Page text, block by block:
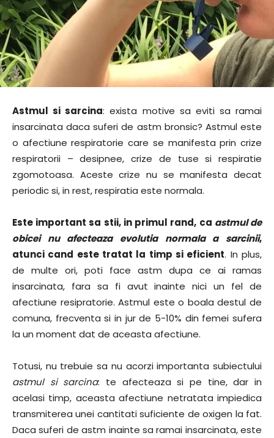
Astmul si sarcina: exista motive sa eviti sa ramai
insarcinata daca suferi de astm bronsic? Astmul este
o afectiune respiratorie care se manifesta prin crize
respiratorii – desipnee, crize de tuse si respiratie
zgomotoasa. Aceste crize nu se manifesta decat
periodic si, in rest, respiratia este normala.
Este important sa stii, in primul rand, ca astmul de
obicei nu afecteaza evolutia normala a sarcinii,
atunci cand este tratat la timp si eficient. In plus,
de multe ori, poti face astm dupa ce ai ramas
insarcinata, fara sa fi avut inainte nici un fel de
afectiune resipratorie. Astmul este o boala destul de
comuna, frecventa si in jur de 5-10% din femei sufera
la un moment dat de aceasta afectiune.
Totusi, nu trebuie sa nu acorzi importanta subiectului
astmul si sarcina: te afecteaza si pe tine, dar in
acelasi timp, aceasta afectiune netratata impiedica
transmiterea unei cantitati suficiente de oxigen la fat.
Daca suferi de astm inainte sa ramai insarcinata, este